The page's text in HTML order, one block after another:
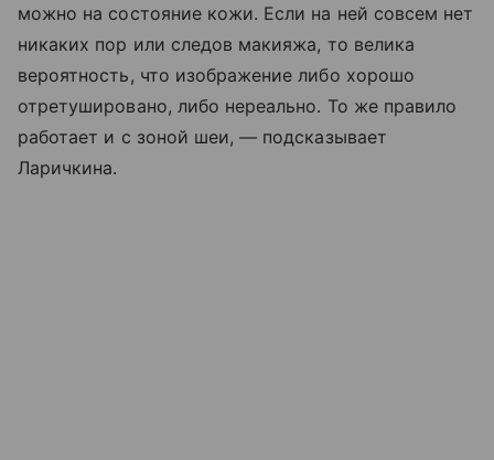
можно на состояние кожи. Если на ней совсем нет
никаких пор или следов макияжа, то велика
вероятность, что изображение либо хорошо
отретушировано, либо нереально. То же правило
работает и с зоной шеи, — подсказывает
Ларичкина.